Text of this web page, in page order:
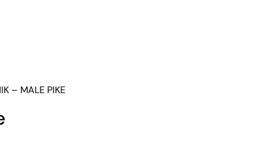
– MALE PIKE